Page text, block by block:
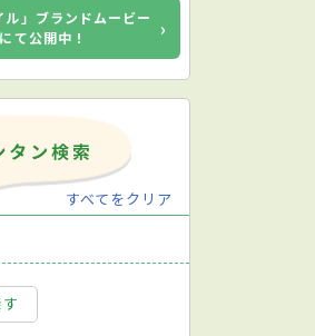
ル」ブランドムービー
て公開中！
›
すべてをクリア